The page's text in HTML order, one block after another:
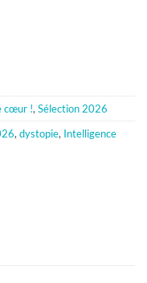
cœur !,Sélection 2026
,dystopie, Intelligence